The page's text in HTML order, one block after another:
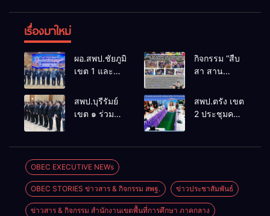
เรื่องมาใหม่
ผอ.สพป.ชัยภูมิ
เขต 1 และ
ประชุม
สัมมนาทาง
นำการศึกษา
ไทยสู่อนาคต”
ประจำเขต
ตรวจราชการ
ที่ 13
กิจกรรม “สืบ
สา สาน
ล้านนาวิถี สู่
โลกแห่งการ
เรียนรู้”
สันพระเนตร
สพป.บุรีรัมย์
เขต ๑ ร่วม
นำการศึกษา
ไทยสู่อนาคต”
เขตตรวจ
ราชการที่ ๑๓
สพป.ตรัง เขต
2 ประชุมคณะ
2569
OBEC EXECUTIVE NEWs
OBEC STORIES ข่าวสาร & กิจกรรม สพฐ. ข่าวประชาสัมพันธ์
ข่าวสาร & กิจกรรม สำนักงานเขตพื้นที่การศึกษา ภาคกลาง